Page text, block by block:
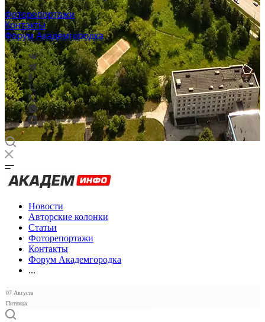
Фоторепортажи
Контакты
Форум Академгородка
Новости
Авторские колонки
Статьи
Фоторепортажи
Контакты
Форум Академгородка
...
07 Августа
Пятница